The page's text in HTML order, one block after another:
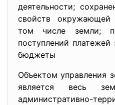
деятельности;
свойств
том числе земли;
поступлений
бюджеты
Объектом управления
является весь
административно-